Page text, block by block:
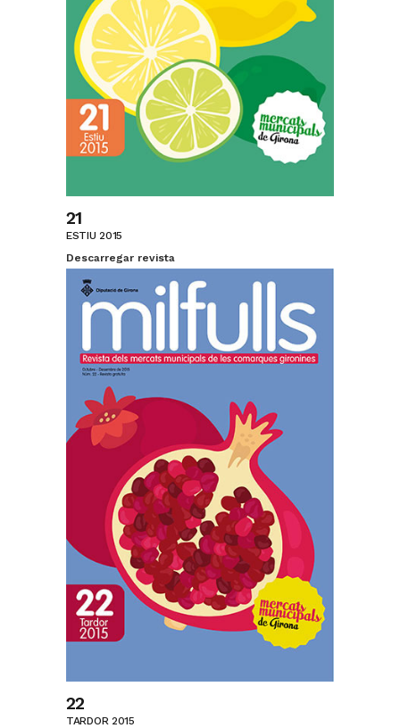
21
ESTIU 2015
Descarregar revista
22
TARDOR 2015